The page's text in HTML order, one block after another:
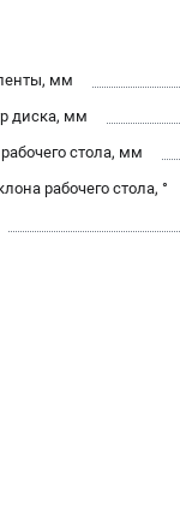
мм
диска, мм
стола, мм
рабочего стола, °